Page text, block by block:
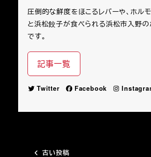
圧倒的な鮮度をほこるレバーや、ホル
と浜松餃子が食べられる浜松市入野の
です。
記事一覧
Twitter Facebook
古い投稿